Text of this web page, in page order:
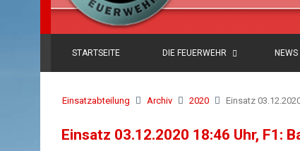
STARTSEITE DIE FEUERWEHR NEWS
Einsatzabteilung Archiv 2020 Einsatz
Einsatz 03.12.2020 18:46 Uhr, F1: